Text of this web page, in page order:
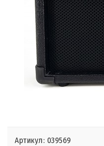
Артикул: 039569